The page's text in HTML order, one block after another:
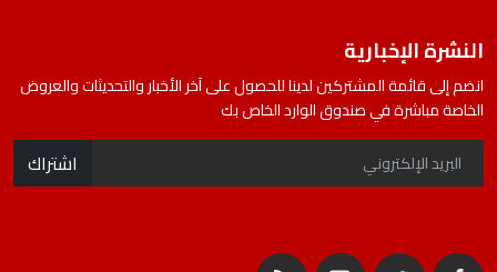
النشرة الإخبارية
انضم إلى قائمة المشتركين لدينا للحصول على آخر الأخبار والتحديثات والعروض
الخاصة مباشرة في صندوق الوارد الخاص بك
اشتراك